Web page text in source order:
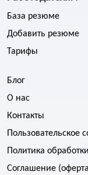
База резюме
Добавить резюме
Тарифы
Блог
О нас
Контакты
Пользовательское
Политика
Соглашение